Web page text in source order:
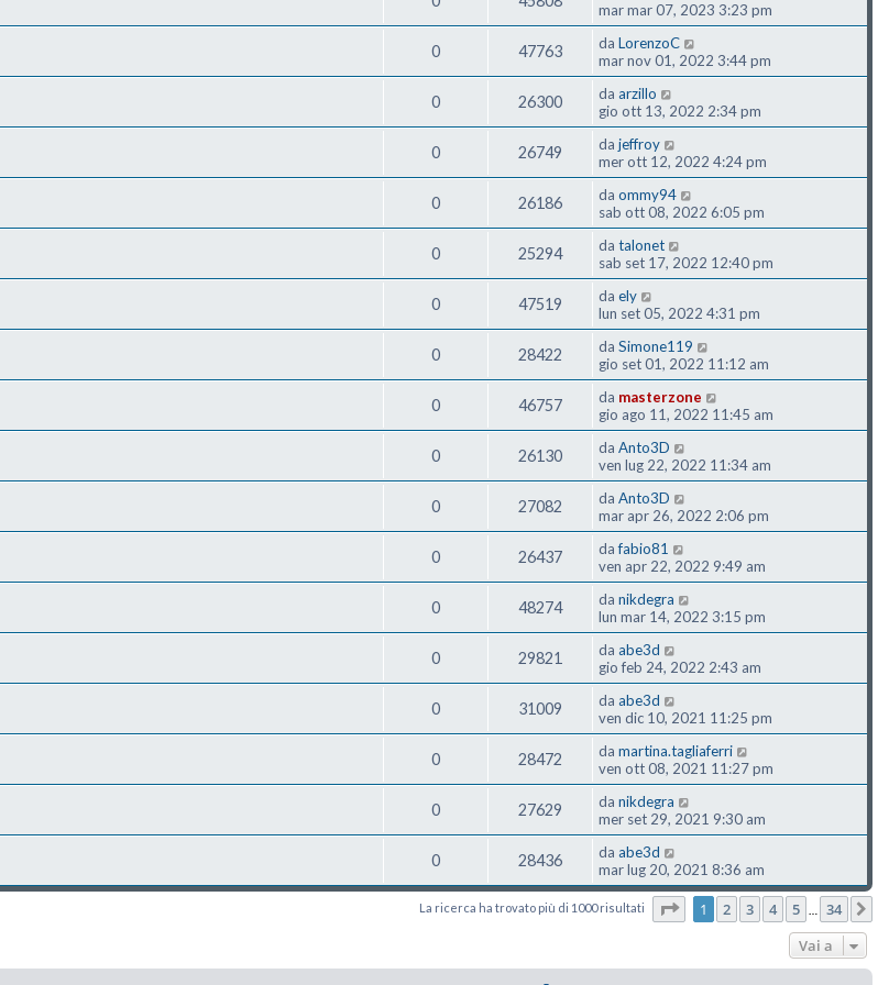
mar mar 07, 2023 3:23 pm
0 47763 da LorenzoC
mar nov 01, 2022 3:44 pm
0 26300 da arzillo
gio ott 13, 2022 2:34 pm
0 26749 da jeffroy
mer ott 12, 2022 4:24 pm
0 26186 da ommy94
sab ott 08, 2022 6:05 pm
0 25294 da talonet
sab set 17, 2022 12:40 pm
0 47519 da ely
lun set 05, 2022 4:31 pm
0 28422 da Simone119
gio set 01, 2022 11:12 am
0 46757 da masterzone
gio ago 11, 2022 11:45 am
0 26130 da Anto3D
ven lug 22, 2022 11:34 am
0 27082 da Anto3D
mar apr 26, 2022 2:06 pm
0 26437 dafabio81
ven apr 22, 2022 9:49 am
0 48274 da nikdegra
lun mar 14, 2022 3:15 pm
0 29821 da abe3d
gio feb 24, 2022 2:43 am
0 31009 da abe3d
ven dic 10, 2021 11:25 pm
0 28472 da martina.tagliaferri
ven ott 08, 2021 11:27 pm
0 27629 da nikdegra
mer set 29, 2021 9:30 am
0 28436 da abe3d
mar lug 20, 2021 8:36 am
La ricerca ha trovato più di 1000 risultati Pagina di 34
1 2 3 4 5 34
Vai a